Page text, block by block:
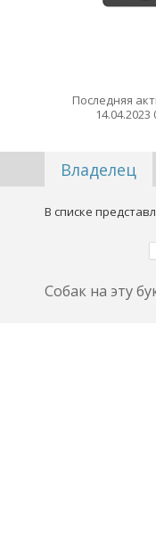
Последняя
14.04.2023
Владелец
В списке
Собак на эту